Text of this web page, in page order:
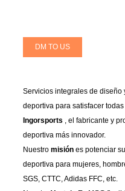
DM TO US
Servicios integrales de
deportiva para satisfacer
Ingorsports , el fabricante y
deportiva más innovador.
Nuestromisiónes potenciar
deportiva para mujeres,
SGS, CTTC, Adidas FFC, etc.